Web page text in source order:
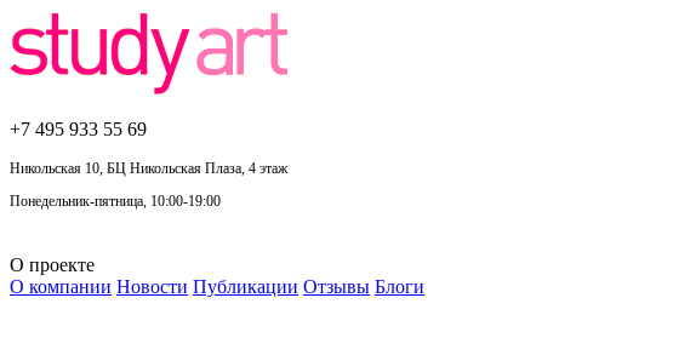
+7 495 933 55 69
Никольская 10, БЦ Никольская Плаза, 4 этаж
Понедельник-пятница, 10:00-19:00
О проекте
О компании Новости Публикации Отзывы Блоги